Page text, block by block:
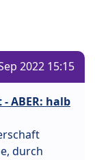
2022 15:15
ABER: halb
durch